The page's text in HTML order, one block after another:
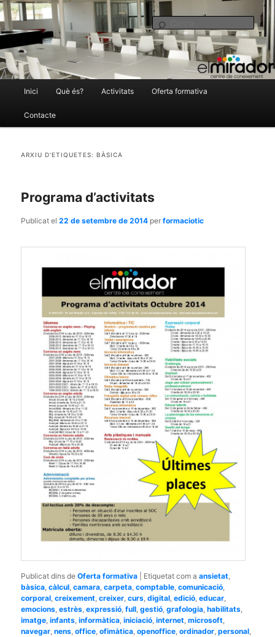
elmirador.castellarvalles.cat
El Mirador Centre de Coneixement
Menú
principal
Aneu
al
contingut
principal
Aneu
al
contingut
secundari
Inici Què és? Activitats Oferta formativa
Contacte
ARXIU D'ETIQUETES:BÀSICA
Programa d’activitats
Publicat el22 de setembre de 2014 performaciotic
Publicat dins de Oferta formativa Etiquetat com a ansietat,
bàsica,càlcul,camara,carpeta,comptable,comunicació,
corporal,creixement,creixer,curs,digital,edició,educar,
emocions,estrès,expressió,full,gestió,grafologia,habilitats,
imatge,infants,informàtica,iniciació,internet,microsoft,
navegar,nens,office,ofimàtica,openoffice,ordinador,personal,